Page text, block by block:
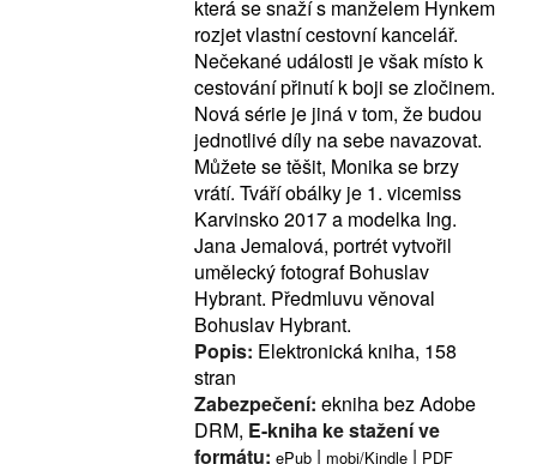
která se snaží s manželem Hynkem
rozjet vlastní cestovní kancelář.
Nečekané události je však místo k
cestování přinutí k boji se zločinem.
Nová série je jiná v tom, že budou
jednotlivé díly na sebe navazovat.
Můžete se těšit, Monika se brzy
vrátí. Tváří obálky je 1. vicemiss
Karvinsko 2017 a modelka Ing.
Jana Jemalová, portrét vytvořil
umělecký fotograf Bohuslav
Hybrant. Předmluvu věnoval
Bohuslav Hybrant.
Popis: Elektronická kniha, 158
stran
Zabezpečení: ekniha bez Adobe
DRM, E-kniha ke stažení ve
formátu: ePub | mobi/Kindle | PDF